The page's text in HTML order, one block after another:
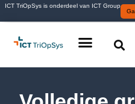
ICT TriOpSys is onderdeel van ICT Group